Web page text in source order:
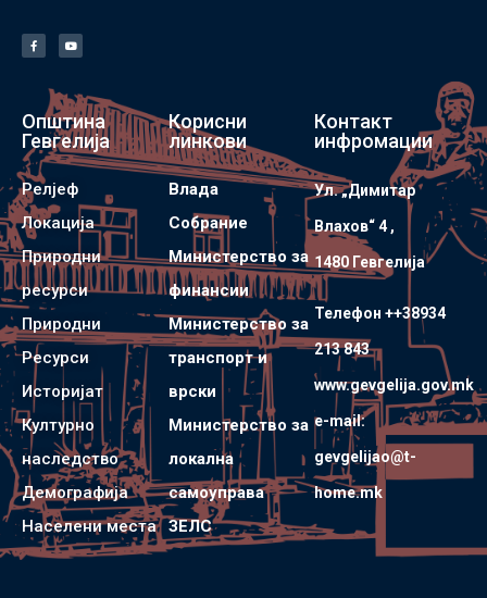
Општина
Гевгелија
Релјеф
Локација
Природни
ресурси
Природни
Ресурси
Историјат
Културно
наследство
Демографија
Населени места
Корисни
линкови
Влада
Собрание
Министерство за
финансии
Министерство за
транспорт и
врски
Министерство за
локална
самоуправа
ЗЕЛС
Контакт
инфромации
Ул. „Димитар
Влахов“ 4 ,
1480 Гевгелијa
Телефон ++38934
213 843
www.gevgelija.gov.mk
e-mail:
gevgelijao@t-
home.mk